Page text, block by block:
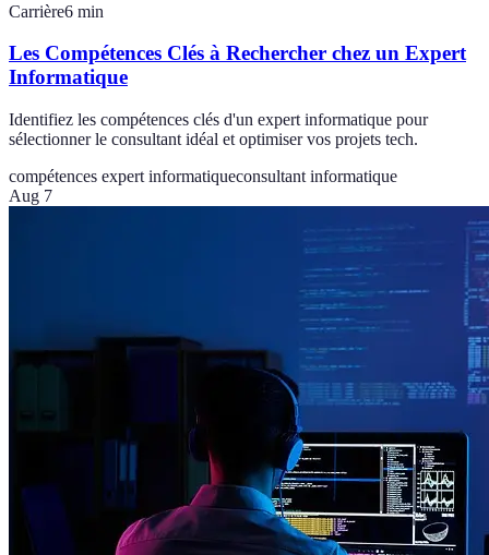
Carrière6 min
Les Compétences Clés à Rechercher chez un Expert
Informatique
Identifiez les compétences clés d'un expert informatique pour
sélectionner le consultant idéal et optimiser vos projets tech.
compétences expert informatiqueconsultant informatique
Aug 7